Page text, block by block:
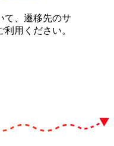
て、遷移先のサ
用ください。